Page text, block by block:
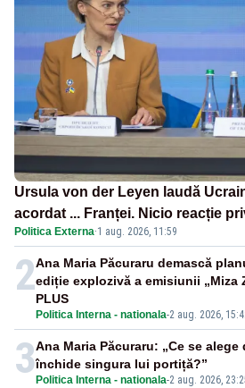
Ursula von der Leyen laudă
acordat ... Franței. Nicio reacție
energetic promis României
Politica Externa·1 aug. 2026, 11:59
2
Politica Interna - nationala-2 aug. 2026,
Ana Maria Păcuraru demască
ediție explozivă a emisiunii „Miza
PLUS
3 Politica Interna - nationala-2 aug. 2026,
Ana Maria Păcuraru: „Ce se
închide singura lui portiță?”